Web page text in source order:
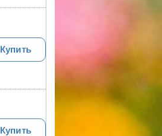
Купить
Купить